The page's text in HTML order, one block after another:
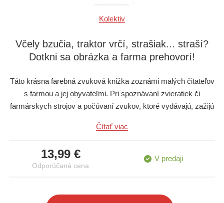
Kolektiv
Včely bzučia, traktor vrčí, strašiak... straší?
Dotkni sa obrázka a farma prehovorí!
Táto krásna farebná zvuková knižka zoznámi malých čitateľov
s farmou a jej obyvateľmi. Pri spoznávaní zvieratiek či
farmárskych strojov a počúvaní zvukov, ktoré vydávajú, zažijú
knihy a tie ožijú!
Čítať viac
13,99 €
Odporúčaná cena
V predaji